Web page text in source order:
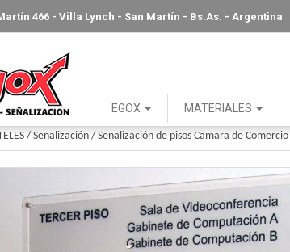
466 - Villa Lynch - San Martín - Bs.As. - Argentina
EGOX MATERIALES
/ Señalización / Señalización de pisos Camara de Comercio